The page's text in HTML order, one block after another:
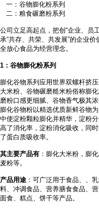
一：谷物膨化粉系列
二：粮食碾磨粉系列
公司立足高起点，把创 “企业、员
承“共存、共荣、共发展”的企业
全放心食品为经营理念。
1 ：谷物膨化粉系列
膨化谷物系列应用世界双螺杆挤
大米粉、谷物碾磨糙米粉俗称膨
磨粉口感更细腻、谷物香气极其浓
膨化谷物粉以精选优质新鲜谷物
中使淀粉颗粒膨化并精华，淀粉
高了消化率，淀粉消化吸收，同
了蛋白质吸收率。
其主要产品有 ：膨化大米粉，膨
麦粉等。
产品用途 ：可广泛用于食品、 、
料、冲调食品、营养膳食食品、
面食、糕点、饼干等产品。